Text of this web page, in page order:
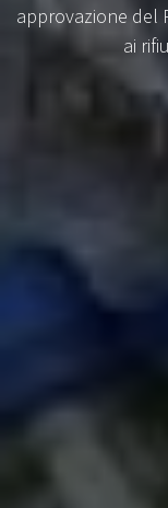
approvazione del
ai